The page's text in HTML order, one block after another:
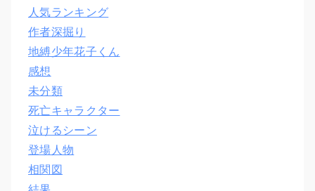
人気ランキング
作者深掘り
地縛少年花子くん
感想
未分類
死亡キャラクター
泣けるシーン
登場人物
相関図